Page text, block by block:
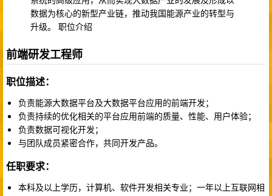
数据为核心的新型产业链，推动我国能源产业的转型与
升级。 职位介绍
前端研发工程师
职位描述：
负责能源大数据平台及大数据平台应用的前端开发；
负责持续的优化相关的平台应用前端的质量、性能、用户体验；
负责数据可视化开发；
与团队成员紧密合作，共同开发产品。
任职要求：
本科及以上学历，计算机、软件开发相关专业；一年以上互联网相